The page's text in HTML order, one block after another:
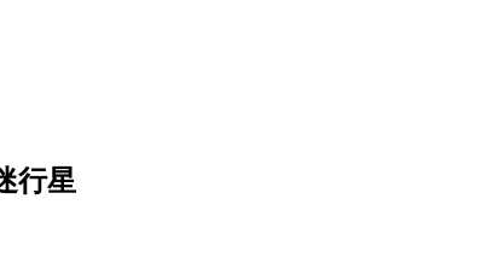
行星